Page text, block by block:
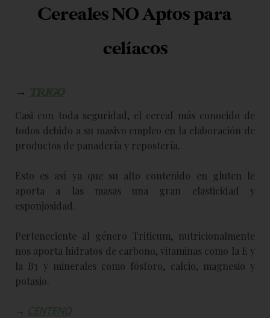
Cereales NO Aptos para
celíacos
→
Casi con toda seguridad, el cereal más conocido de
todos debido a su masivo empleo en la elaboración de
productos de panadería y repostería.
Esto es así ya que su alto contenido en gluten le
aporta a las masas una gran elasticidad y
esponjosidad.
Perteneciente al género Triticum, nutricionalmente
nos aporta hidratos de carbono, vitaminas como la E y
la B3 y minerales como fósforo, calcio, magnesio y
potasio.
→